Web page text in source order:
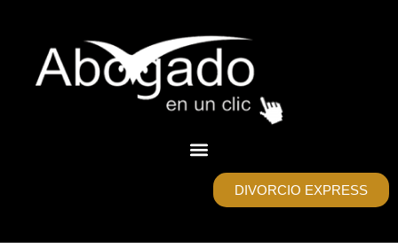
DIVORCIO EXPRESS